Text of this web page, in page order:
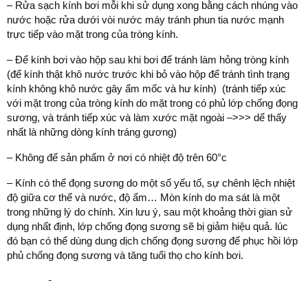
– Rửa sạch kính bơi mỗi khi sử dụng xong bằng cách nhúng vào
nước hoặc rửa dưới vòi nước máy tránh phun tia nước mạnh
trực tiếp vào mặt trong của tròng kính.
– Để kính bơi vào hộp sau khi bơi để tránh làm hỏng tròng kính
(để kính thật khô nước trước khi bỏ vào hộp để tránh tình trạng
kính không khô nước gây ẩm mốc và hư kính) (tránh tiếp xúc
với mặt trong của tròng kính do mặt trong có phủ lớp chống đọng
sương, và tránh tiếp xúc và làm xước mặt ngoài –>>> dể thấy
nhất là những dòng kính tráng gương)
– Không để sản phẩm ở nơi có nhiệt độ trên 60°c
– Kính có thể đọng sương do một số yếu tố, sự chênh lệch nhiệt
độ giữa cơ thể và nước, độ ẩm… Mòn kính do ma sát là một
trong những lý do chính. Xin lưu ý, sau một khoảng thời gian sử
dụng nhất định, lớp chống đọng sương sẽ bị giảm hiệu quả. lúc
đó bạn có thể dùng dung dịch chống đọng sương để phục hồi lớp
phủ chống đọng sương và tăng tuổi thọ cho kính bơi.